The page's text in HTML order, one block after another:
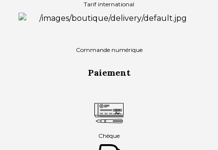
Tarif international
Commande numérique
Paiement
Chèque